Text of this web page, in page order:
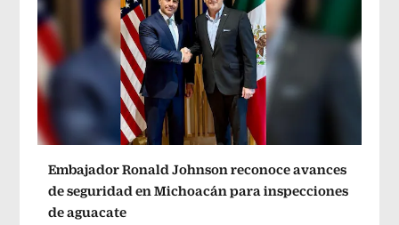
Embajador Ronald Johnson reconoce avances
de seguridad en Michoacán para inspecciones
de aguacate